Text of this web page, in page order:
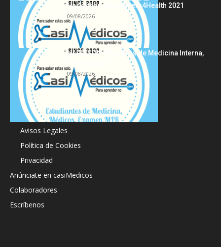
Hackathon Innomakers4Health 2021
09/08/2026
HARRISON Principios de Medicina Interna,
09/08/2026
Acerca de
Avisos Legales
Política de Cookies
Privacidad
Anúnciate en casiMedicos
Colaboradores
Escríbenos